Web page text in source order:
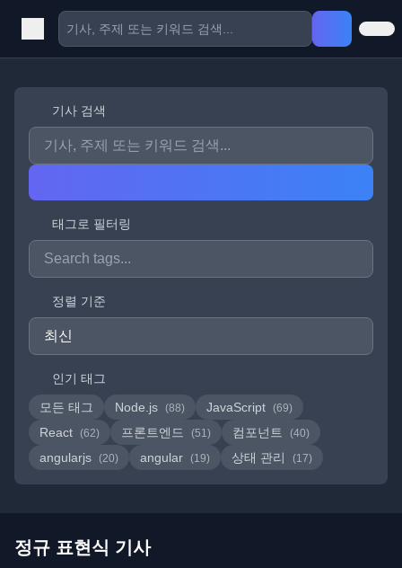
기사 검색
태그로 필터링
정렬 기준
인기 태그
모든 태그
Node.js (88) JavaScript (69)
React (62) 프론트엔드 (51) 컴포넌트 (40)
angularjs (20) angular (19) 상태 관리 (17)
정규 표현식 기사